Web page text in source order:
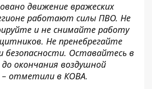
движение вражеских
работают силы ПВО. Не
и не снимайте работу
Не пренебрегайте
безопасности. Оставайтесь в
окончания воздушной
– отметили в КОВА.